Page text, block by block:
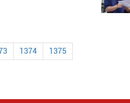
1374
1375